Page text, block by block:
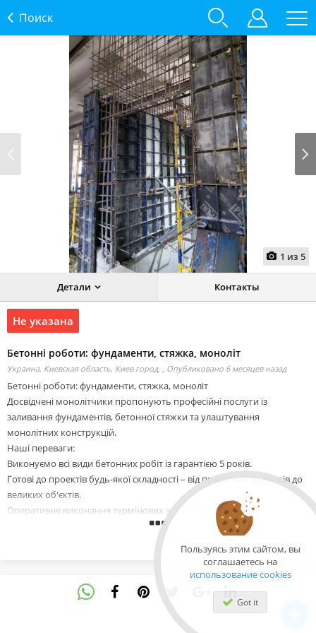
Пользуясь этим сайтом, вы
соглашаетесь на
использование cookies
Got it
Поиск
1 из 5
Детали Контакты
Не указана
Бетонні роботи: фундаменти, стяжка, моноліт
Украина, Киевская область, Киев город, , Опубликовано 6 месяцев назад
Бетонні роботи: фундаменти, стяжка, моноліт
Досвідчені монолітчики пропонують професійні послуги із
заливання фундаментів, бетонної стяжки та улаштування
монолітних конструкцій.
Наші переваги:
Виконуємо всі види бетонних робіт із гарантією 5 років.
Готові до проектів будь-якої складності – від приватних будинків до
великих об'єктів.
Оперативне виконання термінових замовлень.
Фіксована вартість проекту, допомога в закупівлі матеріалів за
Працюємо через ФОП або ТОВ, є ліцензія на всі види робіт.
Безкоштовна консультація та прорахунок вартості.
Фундаменти: стрічкові, плитні, пальові, заглиблені.
Бетонна стяжка: вирівнювання підлог для міцного та рівного